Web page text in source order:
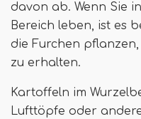
davon ab. Wenn Sie
Bereich leben, ist es
die Furchen
zu erhalten.
Kartoffeln im
Lufttöpfe oder